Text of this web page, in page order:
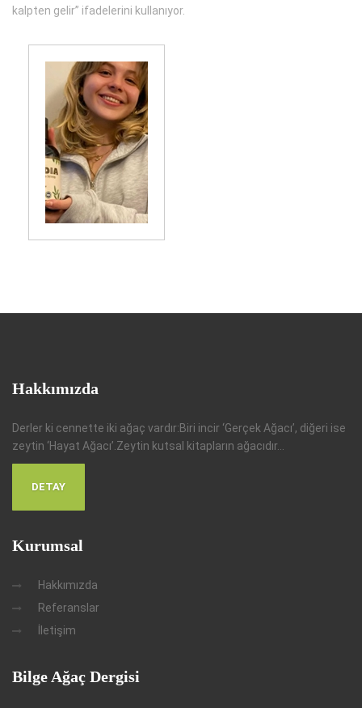
kalpten gelir” ifadelerini kullanıyor.
Hakkımızda
Derler ki cennette iki ağaç vardır:Biri incir ‘Gerçek Ağacı’, diğeri ise
zeytin ‘Hayat Ağacı’.Zeytin kutsal kitapların ağacıdır...
DETAY
Kurumsal
Hakkımızda
Referanslar
İletişim
Bilge Ağaç Dergisi